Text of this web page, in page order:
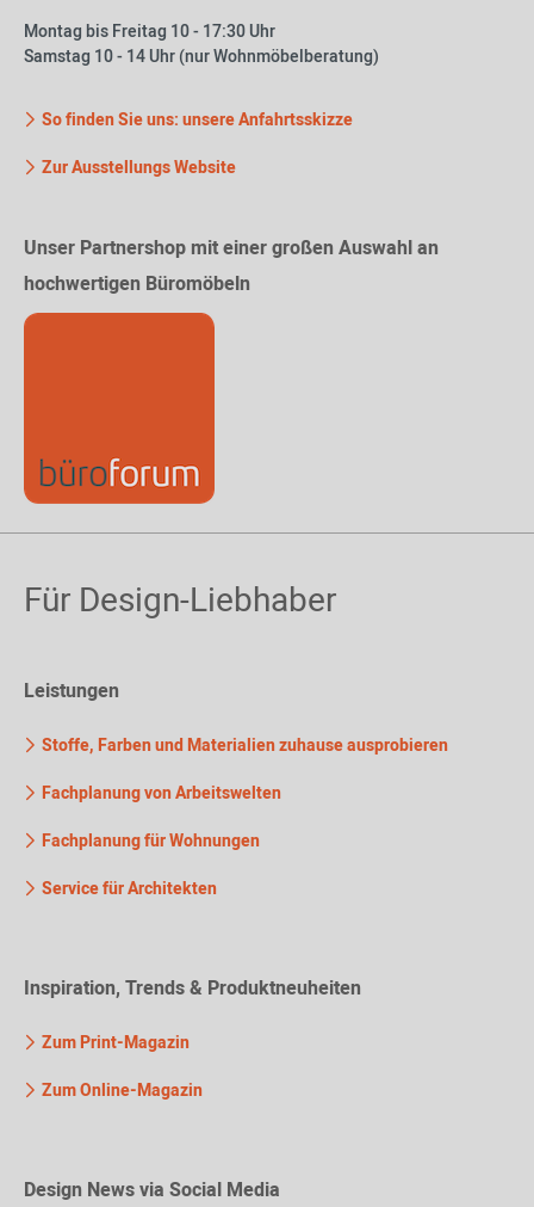
Montag bis Freitag 10 - 17:30 Uhr
Samstag 10 - 14 Uhr (nur Wohnmöbelberatung)
So finden Sie uns: unsere Anfahrtsskizze
Zur Ausstellungs Website
Unser Partnershop mit einer großen Auswahl an
hochwertigen Büromöbeln
Für Design-Liebhaber
Leistungen
Stoffe, Farben und Materialien zuhause ausprobieren
Fachplanung von Arbeitswelten
Fachplanung für Wohnungen
Service für Architekten
Inspiration, Trends & Produktneuheiten
Zum Print-Magazin
Zum Online-Magazin
Design News via Social Media